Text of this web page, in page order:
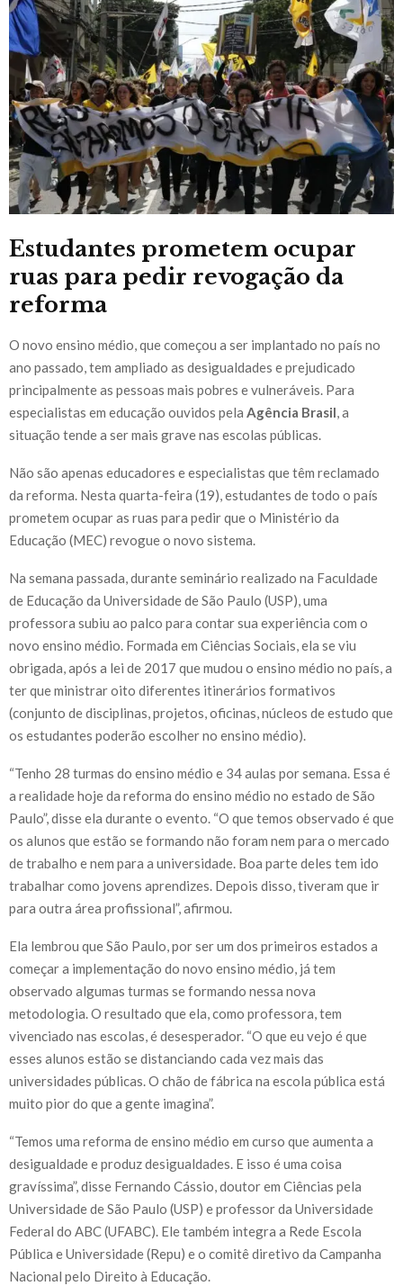
Estudantes prometem ocupar
ruas para pedir revogação da
reforma
O novo ensino médio, que começou a ser implantado no país no
ano passado, tem ampliado as desigualdades e prejudicado
principalmente as pessoas mais pobres e vulneráveis. Para
especialistas em educação ouvidos pela Agência Brasil , a
situação tende a ser mais grave nas escolas públicas.
Não são apenas educadores e especialistas que têm reclamado
da reforma. Nesta quarta-feira (19), estudantes de todo o país
prometem ocupar as ruas para pedir que o Ministério da
Educação (MEC) revogue o novo sistema.
Na semana passada, durante seminário realizado na Faculdade
de Educação da Universidade de São Paulo (USP), uma
professora subiu ao palco para contar sua experiência com o
novo ensino médio. Formada em Ciências Sociais, ela se viu
obrigada, após a lei de 2017 que mudou o ensino médio no país, a
ter que ministrar oito diferentes itinerários formativos
(conjunto de disciplinas, projetos, oficinas, núcleos de estudo que
os estudantes poderão escolher no ensino médio).
“Tenho 28 turmas do ensino médio e 34 aulas por semana. Essa é
a realidade hoje da reforma do ensino médio no estado de São
Paulo”, disse ela durante o evento. “O que temos observado é que
os alunos que estão se formando não foram nem para o mercado
de trabalho e nem para a universidade. Boa parte deles tem ido
trabalhar como jovens aprendizes. Depois disso, tiveram que ir
para outra área profissional”, afirmou.
Ela lembrou que São Paulo, por ser um dos primeiros estados a
começar a implementação do novo ensino médio, já tem
observado algumas turmas se formando nessa nova
metodologia. O resultado que ela, como professora, tem
vivenciado nas escolas, é desesperador. “O que eu vejo é que
esses alunos estão se distanciando cada vez mais das
universidades públicas. O chão de fábrica na escola pública está
muito pior do que a gente imagina”.
“Temos uma reforma de ensino médio em curso que aumenta a
desigualdade e produz desigualdades. E isso é uma coisa
gravíssima”, disse Fernando Cássio, doutor em Ciências pela
Universidade de São Paulo (USP) e professor da Universidade
Federal do ABC (UFABC). Ele também integra a Rede Escola
Pública e Universidade (Repu) e o comitê diretivo da Campanha
Nacional pelo Direito à Educação.